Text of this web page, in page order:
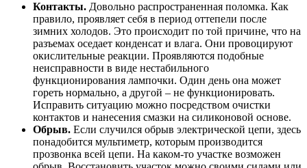
Контакты. Довольно распространенная поломка. Как
правило, проявляет себя в период оттепели после
зимних холодов. Это происходит по той причине, что на
разъемах оседает конденсат и влага. Они провоцируют
окислительные реакции. Проявляются подобные
неисправности в виде нестабильного
функционирования лампочки. Один день она может
гореть нормально, а другой – не функционировать.
Исправить ситуацию можно посредством очистки
контактов и нанесения смазки на силиконовой основе.
Обрыв. Если случился обрыв электрической цепи, здесь
понадобится мультиметр, которым производится
прозвонка всей цепи. На каком-то участке возможен